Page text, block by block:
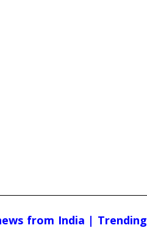
from India | Trending